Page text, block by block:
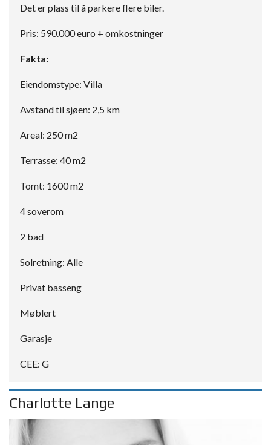
Det er plass til å parkere flere biler.
Pris: 590.000 euro + omkostninger
Fakta:
Eiendomstype: Villa
Avstand til sjøen: 2,5 km
Areal: 250 m2
Terrasse: 40 m2
Tomt: 1600 m2
4 soverom
2 bad
Solretning: Alle
Privat basseng
Møblert
Garasje
CEE: G
Charlotte Lange